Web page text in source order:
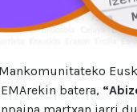
batera,